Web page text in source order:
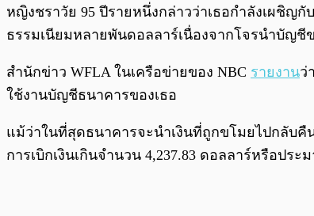
พร้อมเล่น
หญิงชราวัย 95 ปีรายหนึ่งกล่าวว่าเธอกำลังเผชิญ
ธรรมเนียมหลายพันดอลลาร์เนื่องจากโจรนำบัญชี
สำนักข่าว WFLA ในเครือข่ายของ NBC รายงานว่
ใช้งานบัญชีธนาคารของเธอ
แม้ว่าในที่สุดธนาคารจะนำเงินที่ถูกขโมยไปกลับคื
การเบิกเงินเกินจำนวน 4,237.83 ดอลลาร์หรือปร